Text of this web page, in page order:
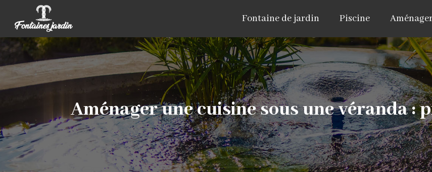
Fontaine de jardin Piscine
Aménager une cuisine sous une véranda